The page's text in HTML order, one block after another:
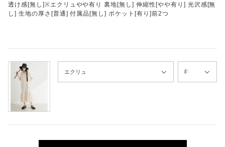
透け感[無し]※エクリュやや有り 裏地[無し] 伸縮性[やや有り] 光沢感[無
し] 生地の厚さ[普通] 付属品[無し] ポケット[有り]前2つ